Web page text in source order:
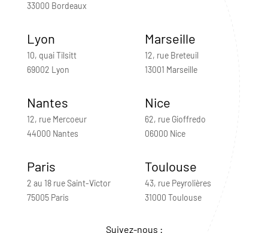
33000 Bordeaux
Lyon
10, quai Tilsitt
69002 Lyon
Marseille
12, rue Breteuil
13001 Marseille
Nantes
12, rue Mercoeur
44000 Nantes
Nice
62, rue Gioffredo
06000 Nice
Paris
2 au 18 rue Saint-Victor
75005 Paris
Toulouse
43, rue Peyrolières
31000 Toulouse
Suivez-nous :